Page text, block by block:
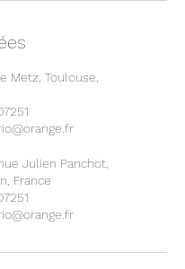
Metz, Toulouse,
Julien Panchot,
France